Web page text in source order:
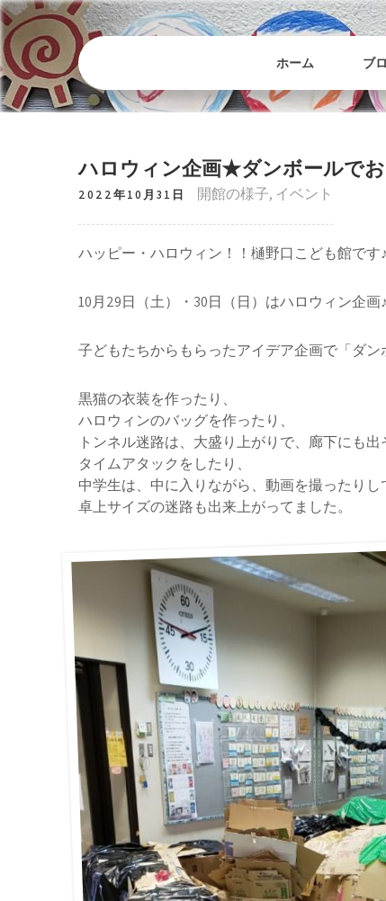
Skip
to
content
ホーム ブ
ハロウィン企画★ダンボールで
2022年10月31日 開館の様子, イベント
ハッピー・ハロウィン！！樋野口こども館です♪
10月29日（土）・30日（日）はハロウィン企画♪
子どもたちからもらったアイデア企画で「ダ
黒猫の衣装を作ったり、
ハロウィンのバッグを作ったり、
トンネル迷路は、大盛り上がりで、廊下にも出
タイムアタックをしたり、
中学生は、中に入りながら、動画を撮ったりし
卓上サイズの迷路も出来上がってました。